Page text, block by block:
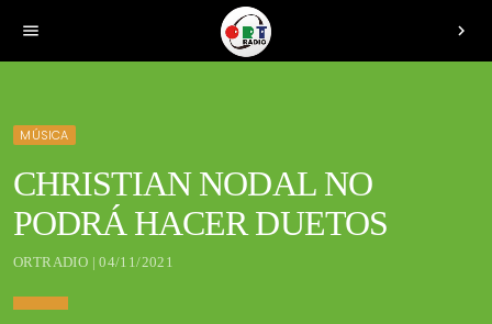
menu chevron_right
MÚSICA
CHRISTIAN NODAL NO
PODRÁ HACER DUETOS
ORTRADIO | 04/11/2021